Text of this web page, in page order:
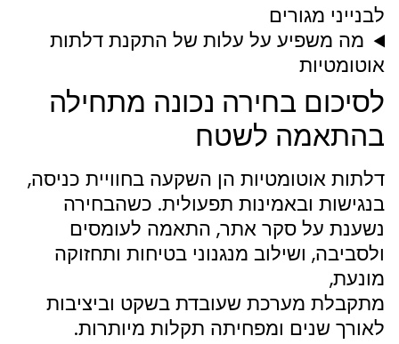
לבנייני מגורים
מה משפיע על עלות של התקנת דלתות
אוטומטיות
לסיכום בחירה נכונה מתחילה
בהתאמה לשטח
דלתות אוטומטיות הן השקעה בחוויית כניסה,
בנגישות ובאמינות תפעולית. כשהבחירה
נשענת על סקר אתר, התאמה לעומסים
ולסביבה, ושילוב מנגנוני בטיחות ותחזוקה
מונעת,
מתקבלת מערכת שעובדת בשקט וביציבות
לאורך שנים ומפחיתה תקלות מיותרות.